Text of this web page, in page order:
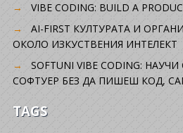
VIBE CODING: BUILD A
AI-FIRST КУЛТУРАТА И
ОКОЛО ИЗКУСТВЕНИЯ ИНТЕЛЕКТ
SOFTUNI VIBE CODING:
СОФТУЕР БЕЗ ДА ПИШЕШ КОД,
TAGS